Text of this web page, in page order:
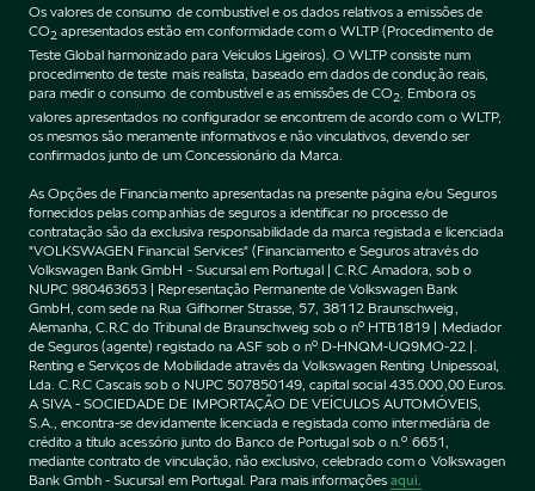
Os valores de consumo de combustível e os dados relativos a emissões de
CO2 apresentados estão em conformidade com o WLTP (Procedimento de
Teste Global harmonizado para Veículos Ligeiros). O WLTP consiste num
procedimento de teste mais realista, baseado em dados de condução reais,
para medir o consumo de combustível e as emissões de CO2 . Embora os
valores apresentados no configurador se encontrem de acordo com o WLTP,
os mesmos são meramente informativos e não vinculativos, devendo ser
confirmados junto de um Concessionário da Marca.
As Opções de Financiamento apresentadas na presente página e/ou Seguros
fornecidos pelas companhias de seguros a identificar no processo de
contratação são da exclusiva responsabilidade da marca registada e licenciada
"VOLKSWAGEN Financial Services" (Financiamento e Seguros através do
Volkswagen Bank GmbH - Sucursal em Portugal | C.R.C Amadora, sob o
NUPC 980463653 | Representação Permanente de Volkswagen Bank
GmbH, com sede na Rua Gifhorner Strasse, 57, 38112 Braunschweig,
Alemanha, C.R.C do Tribunal de Braunschweig sob o nº HTB1819 | Mediador
de Seguros (agente) registado na ASF sob o nº D-HNQM-UQ9MO-22 |.
Renting e Serviços de Mobilidade através da Volkswagen Renting Unipessoal,
Lda. C.R.C Cascais sob o NUPC 507850149, capital social 435.000,00 Euros.
A SIVA - SOCIEDADE DE IMPORTAÇÃO DE VEÍCULOS AUTOMÓVEIS,
S.A., encontra-se devidamente licenciada e registada como intermediária de
crédito a título acessório junto do Banco de Portugal sob o n.º 6651,
mediante contrato de vinculação, não exclusivo, celebrado com o Volkswagen
Bank Gmbh - Sucursal em Portugal. Para mais informaçõesaqui.